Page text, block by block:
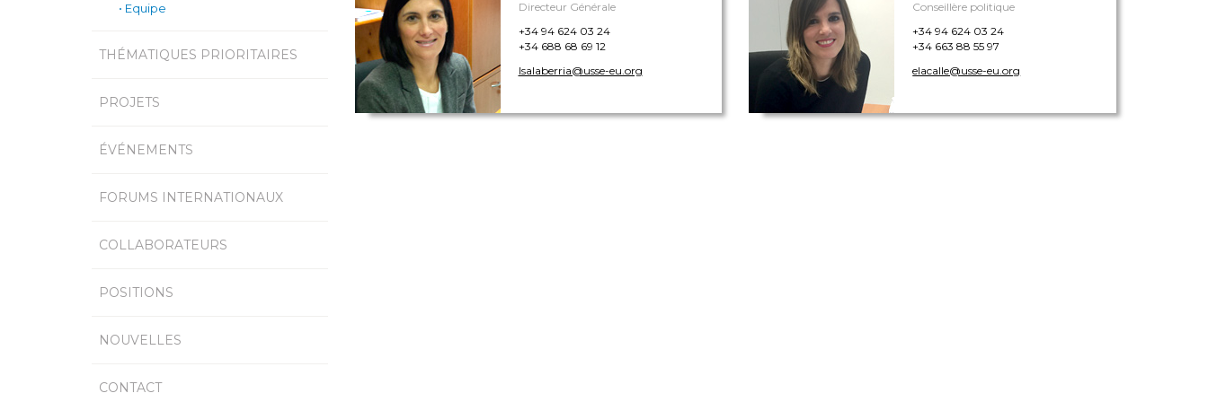
• Equipe
THÉMATIQUES PRIORITAIRES
PROJETS
ÉVÉNEMENTS
FORUMS INTERNATIONAUX
COLLABORATEURS
POSITIONS
NOUVELLES
CONTACT
Directeur Générale
+34 94 624 03 24
+34 688 68 69 12
lsalaberria@usse-eu.org
Conseillère politique
+34 94 624 03 24
+34 663 88 55 97
elacalle@usse-eu.org